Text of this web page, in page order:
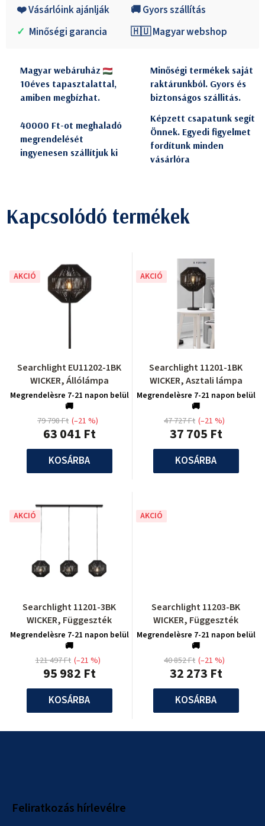
❤️ Vásárlóink ajánlják
🚚 Gyors szállítás
✓ Minőségi garancia 🇭🇺 Magyar webshop
Magyar webáruház
10éves tapasztalattal,
amiben megbízhat.
Minőségi termékek saját
raktárunkból. Gyors és
biztonságos szállitás.
40000 Ft-ot meghaladó
megrendelését
ingyenesen szállítjuk ki
Képzett csapatunk segít
Önnek. Egyedi figyelmet
fordítunk minden
vásárlóra
Kapcsolódó termékek
AKCIÓ
Searchlight EU11202-1BK
WICKER, Állólámpa
Megrendelèsre 7-21 napon belül
🚚
63 041 Ft
79 798 Ft (–21 %)
KOSÁRBA
AKCIÓ
Searchlight 11201-1BK
WICKER, Asztali lámpa
Megrendelèsre 7-21 napon belül
🚚
37 705 Ft
47 727 Ft (–21 %)
KOSÁRBA
AKCIÓ
Searchlight 11201-3BK
WICKER, Függeszték
Megrendelèsre 7-21 napon belül
🚚
95 982 Ft
121 497 Ft (–21 %)
KOSÁRBA
AKCIÓ
Searchlight 11203-BK
WICKER, Függeszték
Megrendelèsre 7-21 napon belül
🚚
32 273 Ft
40 852 Ft (–21 %)
KOSÁRBA
Feliratkozás hírlevélre